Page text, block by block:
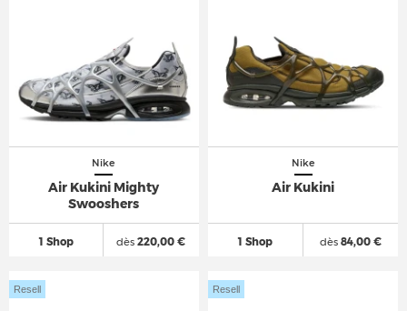
Nike
Air Kukini Mighty
Swooshers
1 Shop dès 220,00 €
Nike
Air Kukini
1 Shop dès84,00 €
Resell Resell